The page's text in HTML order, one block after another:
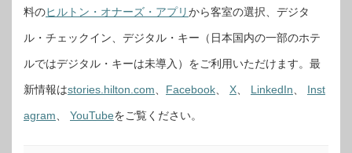
料のヒルトン・オナーズ・アプリから客室の選択、デジタ
ル・チェックイン、デジタル・キー（日本国内の一部のホテ
ルではデジタル・キーは未導入）をご利用いただけます。最
新情報はstories.hilton.com Facebook X LinkedIn Inst
agram YouTubeをご覧ください。